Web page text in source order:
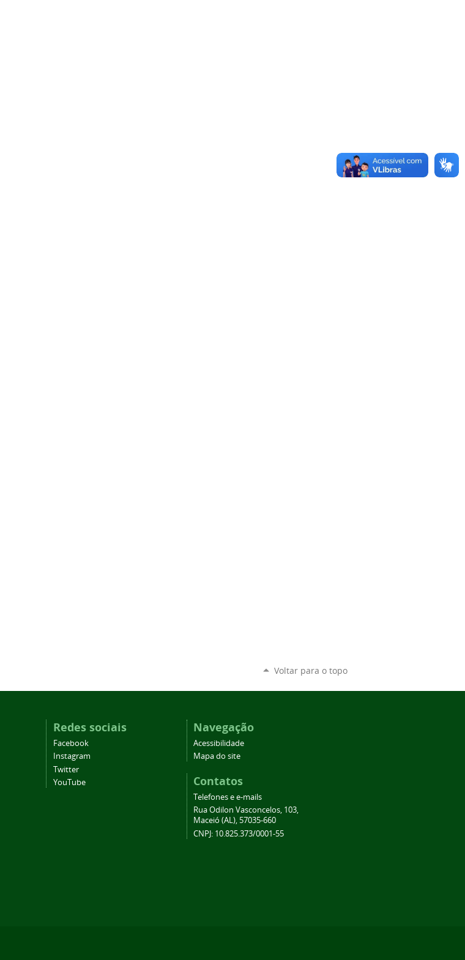
Voltar para o topo
Redes sociais
Facebook
Instagram
Twitter
YouTube
Navegação
Acessibilidade
Mapa do site
Contatos
Telefones e e-mails
Rua Odilon Vasconcelos, 103,
Maceió (AL), 57035-660
CNPJ: 10.825.373/0001-55